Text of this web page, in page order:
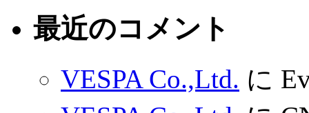
最近のコメント
VESPA Co.,Ltd. に